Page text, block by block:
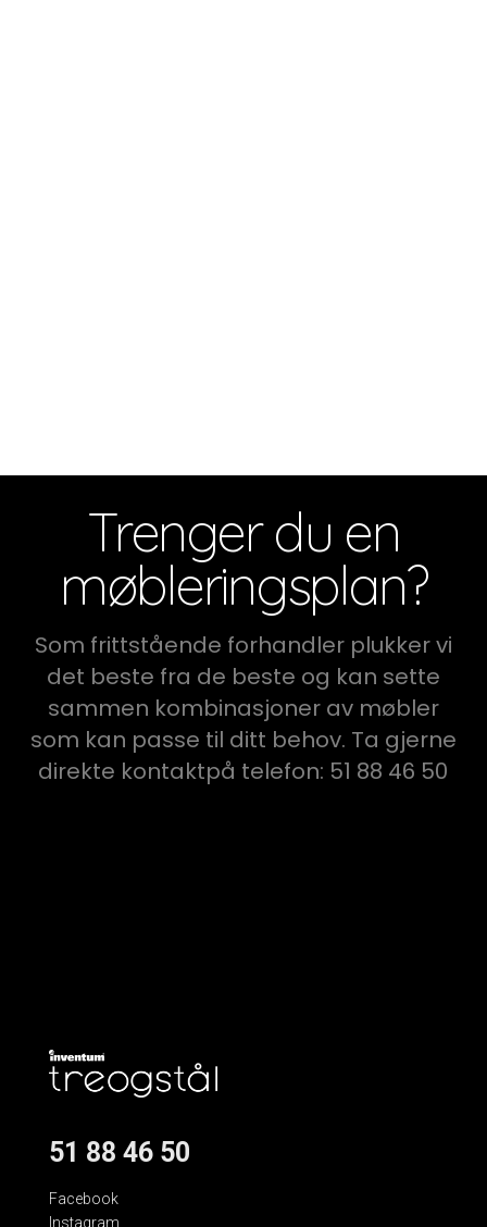
Trenger du en
møbleringsplan?
Som frittstående forhandler plukker vi
det beste fra de beste og kan sette
sammen kombinasjoner av møbler
som kan passe til ditt behov. Ta gjerne
direkte kontaktpå telefon: 51 88 46 50
51 88 46 50
Facebook
Instagram